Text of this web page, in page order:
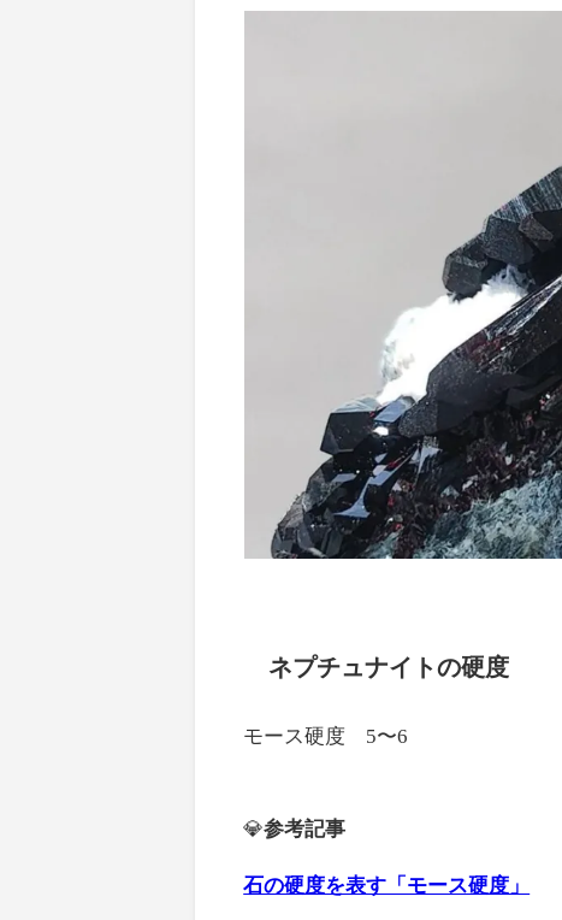
ネプチュナイトの硬度
モース硬度 5〜6
💎参考記事
石の硬度を表す「モース硬度」